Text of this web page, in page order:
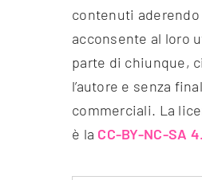
contenuti
acconsente al loro
parte di chiunque,
l’autore e senza
commerciali. La
è la CC-BY-NC-SA